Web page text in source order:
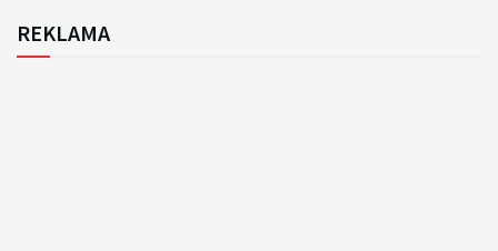
REKLAMA